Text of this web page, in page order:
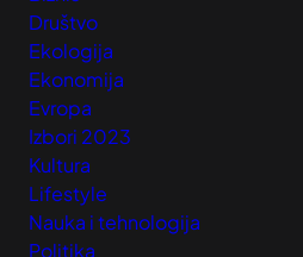
Društvo
Ekologija
Ekonomija
Evropa
Izbori 2023
Kultura
Lifestyle
Nauka i tehnologija
Politika